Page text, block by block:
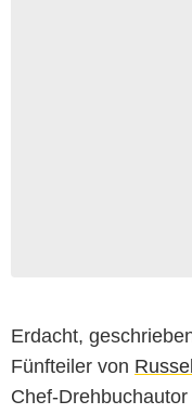
Erdacht,
Fünfteiler von
Chef-